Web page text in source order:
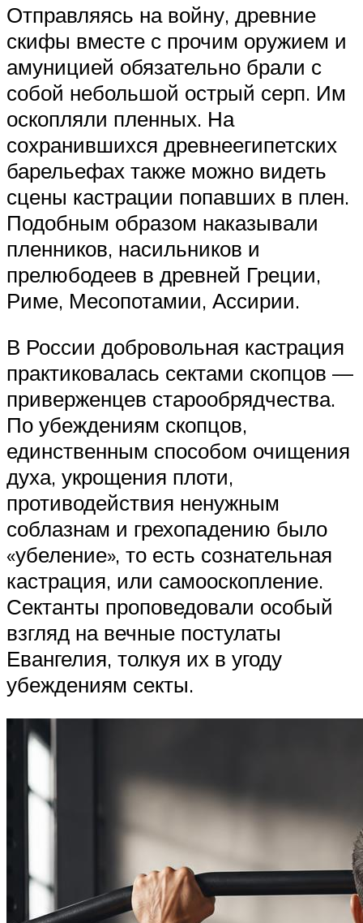
Отправляясь на войну, древние
скифы вместе с прочим оружием и
амуницией обязательно брали с
собой небольшой острый серп. Им
оскопляли пленных. На
сохранившихся древнеегипетских
барельефах также можно видеть
сцены кастрации попавших в плен.
Подобным образом наказывали
пленников, насильников и
прелюбодеев в древней Греции,
Риме, Месопотамии, Ассирии.
В России добровольная кастрация
практиковалась сектами скопцов —
приверженцев старообрядчества.
По убеждениям скопцов,
единственным способом очищения
духа, укрощения плоти,
противодействия ненужным
соблазнам и грехопадению было
«убеление», то есть сознательная
кастрация, или самооскопление.
Сектанты проповедовали особый
взгляд на вечные постулаты
Евангелия, толкуя их в угоду
убеждениям секты.